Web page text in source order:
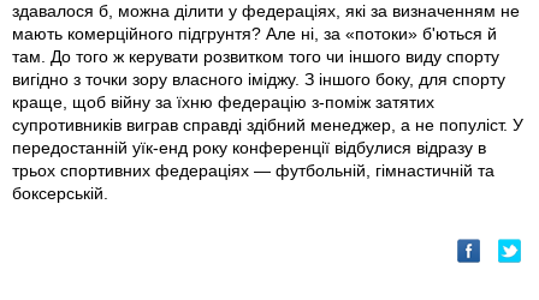
здавалося б, можна ділити у федераціях, які за визначенням не
мають комерційного підгрунтя? Але ні, за «потоки» б'ються й
там. До того ж керувати розвитком того чи іншого виду спорту
вигідно з точки зору власного іміджу. З іншого боку, для спорту
краще, щоб війну за їхню федерацію з-поміж затятих
супротивників виграв справді здібний менеджер, а не популіст. У
передостанній уїк-енд року конференції відбулися відразу в
трьох спортивних федераціях — футбольній, гімнастичній та
боксерській.